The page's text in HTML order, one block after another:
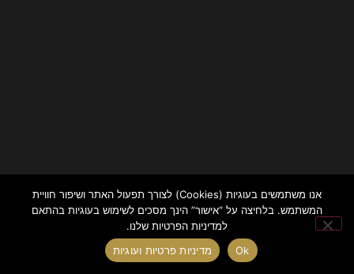
אנו משתמשים בעוגיות (Cookies) לצורך תפעול האתר ושיפור חוויית
המשתמש. בלחיצה על “אישור” הינך מסכים לשימוש בעוגיות בהתאם
למדיניות הפרטיות שלנו.
Ok
מדיניות פרטיות ועוגיות